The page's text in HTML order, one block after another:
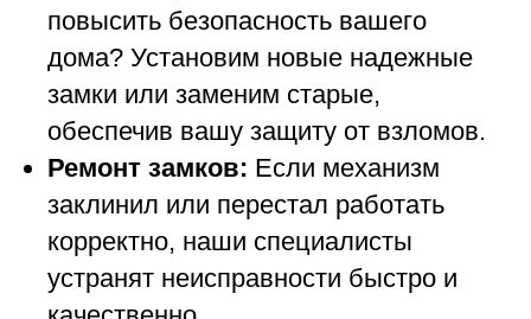
повысить безопасность вашего
дома? Установим новые надежные
замки или заменим старые,
обеспечив вашу защиту от взломов.
Ремонт замков: Если механизм
заклинил или перестал работать
корректно, наши специалисты
устранят неисправности быстро и